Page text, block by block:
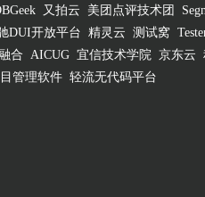
又拍云 美团点评技术团
DUI开放平台 精灵云 测试窝
合 AICUG 宜信技术学院 京东云
管理软件 轻流无代码平台